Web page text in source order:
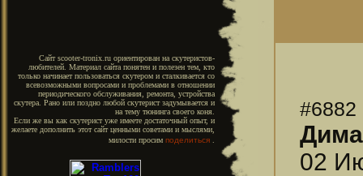
Сайт scooter-tronix.ru ориентирован на скутеристов-
любителей. Материал сайта понятен и полезен тем, кто
только начинает пользоваться скутером и сталкивается со
всевозможными вопросами и проблемами в отношении
периодического обслуживания, ремонта, устройства
скутера. Рано или поздно любой скутерист задумывается и
на тему тюнинга своего коня.
Если же вы как скутерист уже имеете достаточный опыт, и
желаете дополнить этот сайт ценными советами и мыслями,
милости просим поделиться .
#6882
Дима
02